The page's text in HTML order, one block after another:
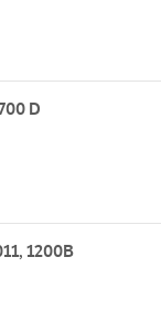
D
1200B